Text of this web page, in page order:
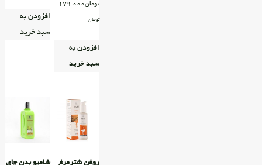
تومان179.000
تومان
افزودن به
سبد خرید
افزودن به
سبد خرید
روغن شترمرغ
شامپو بدن چای